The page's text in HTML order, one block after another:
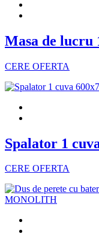
Masa de lucru
CERE OFERTA
Spalator 1
CERE OFERTA